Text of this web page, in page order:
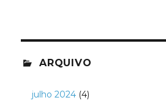
ARQUIVO
julho 2024(4)